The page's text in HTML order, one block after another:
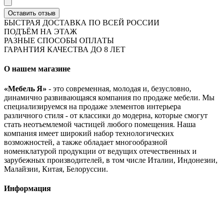
Оставить отзыв
БЫСТРАЯ ДОСТАВКА ПО ВСЕЙ РОССИИ
ПОДЪЁМ НА ЭТАЖ
РАЗНЫЕ СПОСОБЫ ОПЛАТЫ
ГАРАНТИЯ КАЧЕСТВА ДО 8 ЛЕТ
О нашем магазине
«Мебель Я» - это современная, молодая и, безусловно,
динамично развивающаяся компания по продаже мебели. Мы
специализируемся на продаже элементов интерьера
различного стиля - от классики до модерна, которые смогут
стать неотъемлемой частицей любого помещения. Наша
компания имеет широкий набор технологических
возможностей, а также обладает многообразной
номенклатурой продукции от ведущих отечественных и
зарубежных производителей, в том числе Италии, Индонезии,
Малайзии, Китая, Белоруссии.
Информация